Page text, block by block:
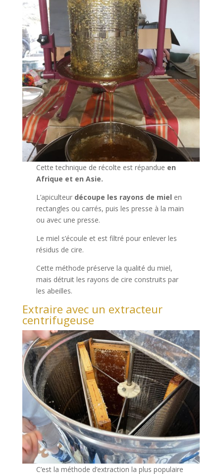
Cette technique de récolte est répandue en
Afrique et en Asie.
L’apiculteur découpe les rayons de miel en
rectangles ou carrés, puis les presse à la main
ou avec une presse.
Le miel s’écoule et est filtré pour enlever les
résidus de cire.
Cette méthode préserve la qualité du miel,
mais détruit les rayons de cire construits par
les abeilles.
Extraire avec un extracteur
centrifugeuse
C’est la méthode d’extraction la plus populaire